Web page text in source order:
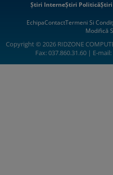
Știri InterneȘtiri Politică
EchipaContactTermeni Si
Modifică
Copyright © 2026 RIDZONE
Fax: 037.860.31.60 | E-mail: